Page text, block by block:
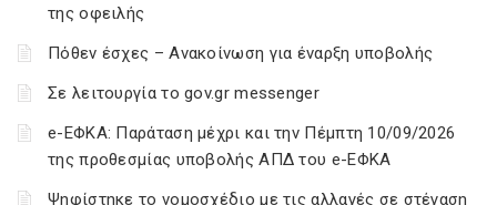
της οφειλής
Πόθεν έσχες – Ανακοίνωση για έναρξη υποβολής
Σε λειτουργία το gov.gr messenger
e-ΕΦΚΑ: Παράταση μέχρι και την Πέμπτη 10/09/2026
της προθεσμίας υποβολής ΑΠΔ του e-ΕΦΚΑ
Ψηφίστηκε το νομοσχέδιο με τις αλλαγές σε στέγαση